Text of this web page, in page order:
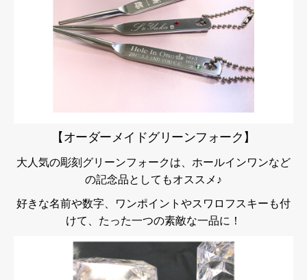
【オーダーメイドグリーンフォーク】
大人気の彫刻グリーンフォークは、ホールインワンなど
の記念品としてもオススメ♪
好きな名前や数字、ワンポイントやスワロフスキーも付
けて、たった一つの素敵な一品に！